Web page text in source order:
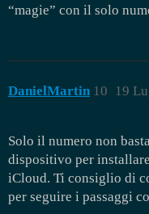
“magie” con il solo
DanielMartin 19
10
Solo il numero non
dispositivo per
iCloud. Ti consiglio di
per seguire i passaggi